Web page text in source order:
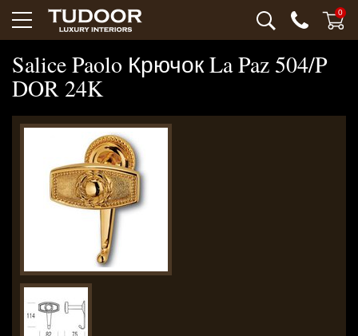
0
Salice Paolo Крючок La Paz 504/P
DOR 24K